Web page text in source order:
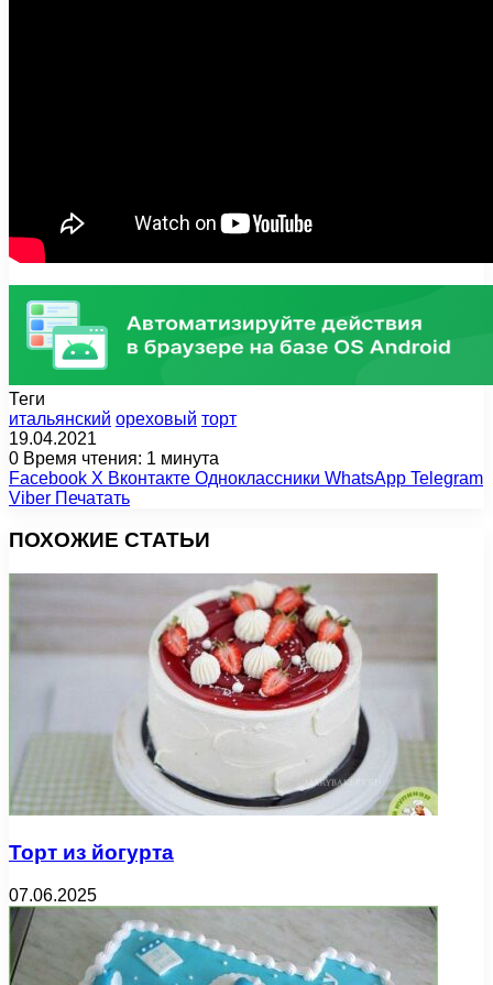
Теги
итальянский ореховый торт
19.04.2021
0 Время чтения: 1 минута
Facebook X Вконтакте Одноклассники WhatsApp Telegram
Viber Печатать
ПОХОЖИЕ СТАТЬИ
Торт из йогурта
07.06.2025